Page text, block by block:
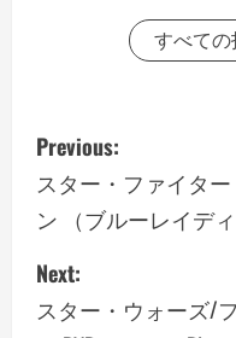
すべて
P
o
s
t
Previous:
スター・ファイタ
ン （ブルーレイディ
Next:
スター・ウォーズ/